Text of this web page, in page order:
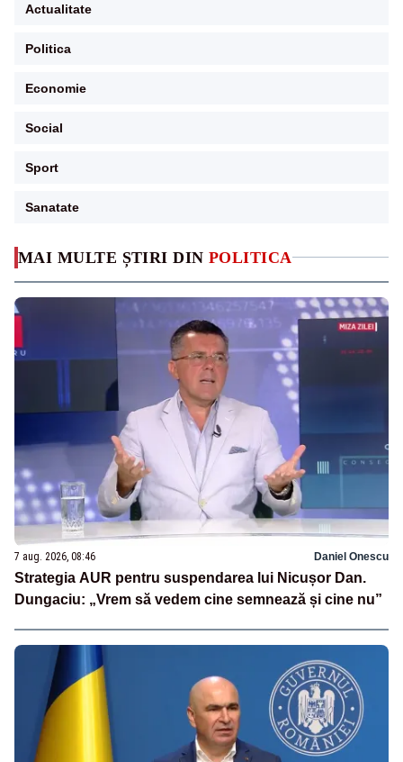
MAI MULTE ȘTIRI DIN POLITICA
7 aug. 2026, 08:46 Daniel Onescu
Strategia AUR pentru suspendarea lui Nicușor Dan.
Dungaciu: „Vrem să vedem cine semnează și cine nu”
Actualitate
Politica
Economie
Social
Sport
Sanatate